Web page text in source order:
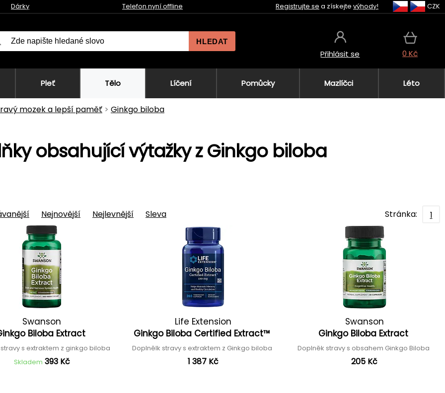
Dárky Telefon nyní offline Registrujte se a získejte výhody! CZK
HLEDAT
Přihlásit se 0 Kč
Pleť Tělo Líčení Pomůcky Mazlíčci Léto
mozek a lepší paměť Ginkgo biloba
obsahující výtažky z Ginkgo biloba
Nejnovější Nejlevnější Sleva Stránka: 1
Swanson
Biloba Extract
s extraktem z ginkgo biloba
Skladem 393 Kč
Life Extension
Ginkgo Biloba Certified Extract™
Doplnělk stravy s extraktem z Ginkgo biloba
1 387 Kč
Swanson
Ginkgo Biloba Extract
Doplněk stravy s obsahem Ginkgo Biloba
205 Kč